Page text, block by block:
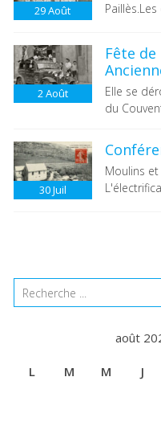
29Août
2Août
Fête
Elle se
du
30Juil
Moulins
août
L M M J